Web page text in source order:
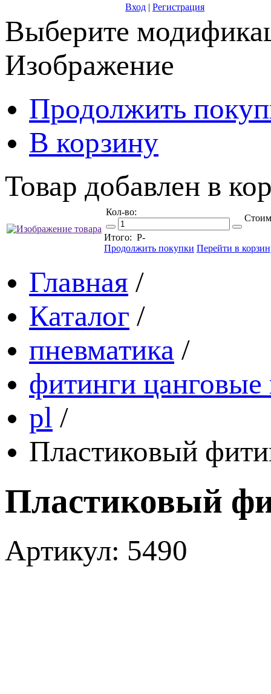
Вход | Регистрация
Выберите
Изображение
Продолжить
В корзину
Товар добавлен в
Кол-во:
Итого: Р-
Продолжить покупки Перейти в
Главная /
Каталог /
пневматика /
фитинги цанговые
pl /
Пластиковый
Пластиковый
Артикул: 5490